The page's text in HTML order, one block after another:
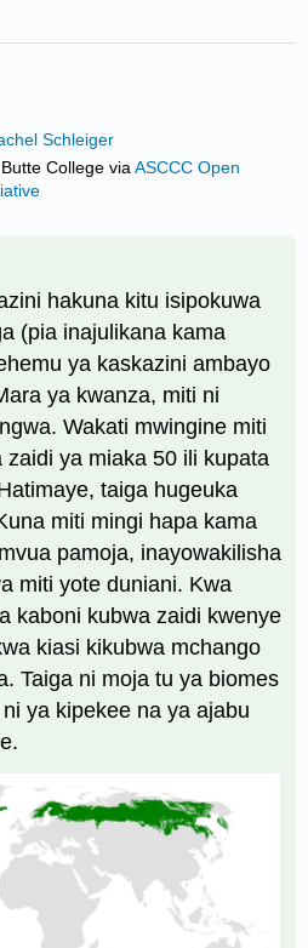
Schleiger
College viaASCCC Open
hakuna kitu isipokuwa
(pia inajulikana kama
ya kaskazini ambayo
ya kwanza, miti ni
Wakati mwingine miti
zaidi ya miaka 50 ili kupata
taiga hugeuka
miti mingi hapa kama
pamoja, inayowakilisha
miti yote duniani. Kwa
kaboni kubwa zaidi kwenye
kiasi kikubwa mchango
Taiga ni moja tu ya biomes
ya kipekee na ya ajabu